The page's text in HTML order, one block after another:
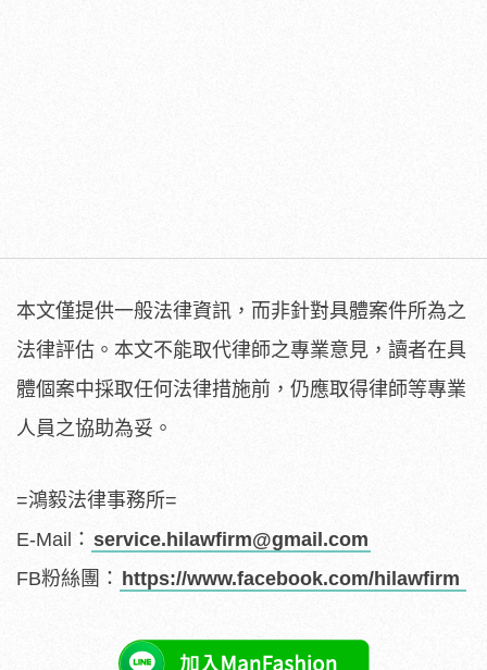
本文僅提供一般法律資訊，而非針對具體案件所為之
法律評估。本文不能取代律師之專業意見，讀者在具
體個案中採取任何法律措施前，仍應取得律師等專業
人員之協助為妥。
=鴻毅法律事務所=
E-Mail： service.hilawfirm@gmail.com
FB粉絲團： https://www.facebook.com/hilawfirm